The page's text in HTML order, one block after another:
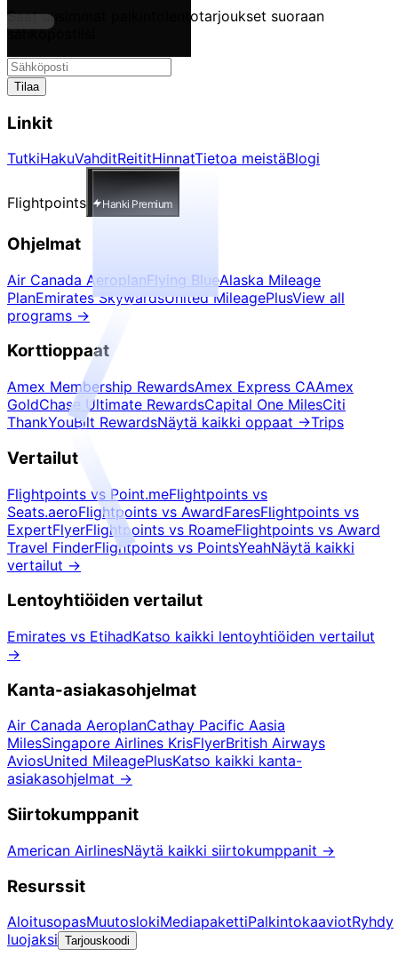
Saat uusimmat palkintolentotarjoukset suoraan
sähköpostiisi
Tilaa
Linkit
TutkiHakuVahditReititHinnatTietoa meistäBlogi
Flightpoints Hanki Premium
Ohjelmat
Air Canada AeroplanFlying BlueAlaska Mileage
PlanEmirates SkywardsUnited MileagePlusView all
programs →
Korttioppaat
Amex Membership RewardsAmex Express CAAmex
GoldChase Ultimate RewardsCapital One MilesCiti
ThankYouBilt RewardsNäytä kaikki oppaat →Trips
Vertailut
Flightpoints vs Point.meFlightpoints vs
Seats.aeroFlightpoints vs AwardFaresFlightpoints vs
ExpertFlyerFlightpoints vs RoameFlightpoints vs Award
Travel FinderFlightpoints vs PointsYeahNäytä kaikki
vertailut →
Lentoyhtiöiden vertailut
Emirates vs EtihadKatso kaikki lentoyhtiöiden vertailut
→
Kanta-asiakasohjelmat
Air Canada AeroplanCathay Pacific Aasia
MilesSingapore Airlines KrisFlyerBritish Airways
AviosUnited MileagePlusKatso kaikki kanta-
asiakasohjelmat →
Siirtokumppanit
American AirlinesNäytä kaikki siirtokumppanit →
Resurssit
AloitusopasMuutoslokiMediapakettiPalkintokaaviotRyhdy
luojaksi Tarjouskoodi